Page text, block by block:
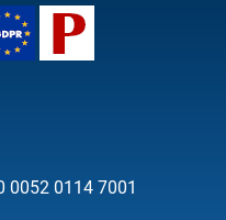
0052 0114 7001